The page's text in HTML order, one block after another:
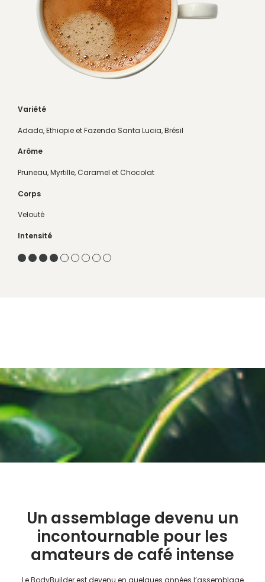
Variété
Adado, Ethiopie et Fazenda Santa Lucia, Brésil
Arôme
Pruneau, Myrtille, Caramel et Chocolat
Corps
Velouté
Intensité
Un assemblage devenu un
incontournable pour les
amateurs de café intense